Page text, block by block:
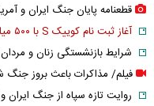
قطعنامه پایان جنگ ایران و
آغاز ثبت نام کوییک S با ۵۰۰ میلیون تومان+ لینک
شرایط بازنشستگی زنان و
فیلم/ مذاکرات باعث بروز جنگ
روایت تازه سپاه از جنگ ایران و